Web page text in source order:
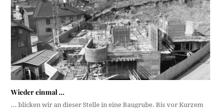
Wieder einmal …
... blicken wir an dieser Stelle in eine Baugrube. Bis vor Kurzem